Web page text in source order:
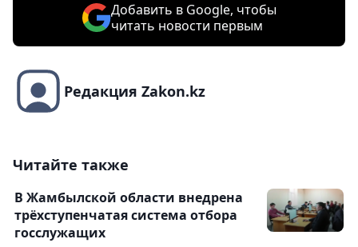
Добавить в Google, чтобы
читать новости первым
Редакция Zakon.kz
Читайте также
В Жамбылской области внедрена
трёхступенчатая система отбора
госслужащих